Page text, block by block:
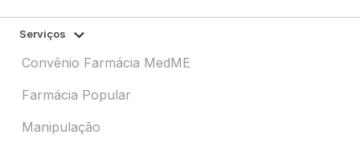
Serviços
Convênio Farmácia MedME
Farmácia Popular
Manipulação